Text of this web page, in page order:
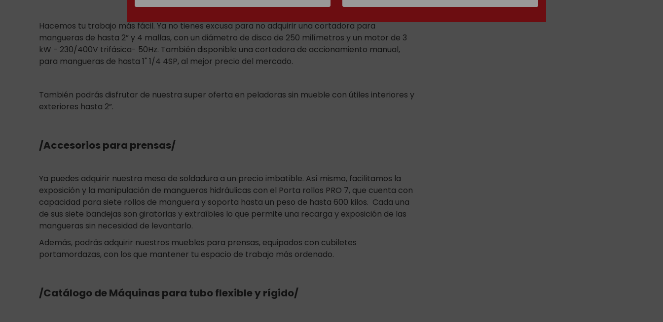
Hacemos tu trabajo más fácil. Ya no tienes excusa para no adquirir una cortadora para
mangueras de hasta 2” y 4 mallas, con un diámetro de disco de 250 milímetros y un motor de 3
kW - 230/400V trifásica- 50Hz. También disponible una cortadora de accionamiento manual,
para mangueras de hasta 1" 1/4 4SP, al mejor precio del mercado.
También podrás disfrutar de nuestra super oferta en peladoras sin mueble con útiles interiores y
exteriores hasta 2”.
/Accesorios para prensas/
Ya puedes adquirir nuestra mesa de soldadura a un precio imbatible. Así mismo, facilitamos la
exposición y la manipulación de mangueras hidráulicas con el Porta rollos PRO 7, que cuenta con
capacidad para siete rollos de manguera y soporta hasta un peso de hasta 600 kilos. Cada una
de sus siete bandejas son giratorias y extraíbles lo que permite una recarga y exposición de las
mangueras sin necesidad de levantarlo.
Además, podrás adquirir nuestros muebles para prensas, equipados con cubiletes
portamordazas, con los que mantener tu espacio de trabajo más ordenado.
/Catálogo de Máquinas para tubo flexible y rígido/